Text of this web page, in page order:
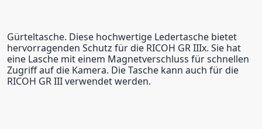
Gürteltasche. Diese hochwertige Ledertasche bietet
hervorragenden Schutz für die RICOH GR IIIx. Sie hat
eine Lasche mit einem Magnetverschluss für schnellen
Zugriff auf die Kamera. Die Tasche kann auch für die
RICOH GR III verwendet werden.